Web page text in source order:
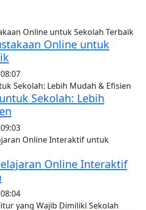
Online untuk
Sekolah: Lebih
Online Interaktif